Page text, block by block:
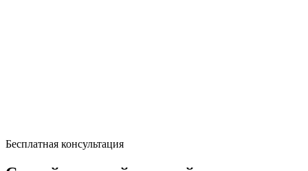
Бесплатная консультация